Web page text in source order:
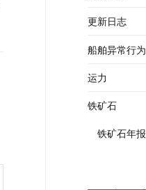
更新日志
船舶异常行为
运力
铁矿石
铁矿石年报